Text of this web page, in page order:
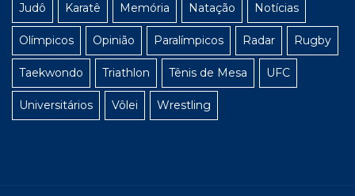
Judô Karatê Memória Natação Notícias
Olímpicos Opinião Paralímpicos Radar Rugby
Taekwondo Triathlon Tênis de Mesa UFC
Universitários Vôlei Wrestling